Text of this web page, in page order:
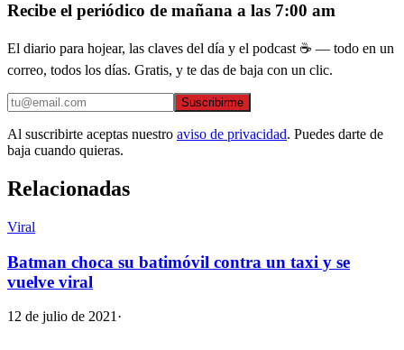
Recibe el periódico de mañana a las 7:00 am
El diario para hojear, las claves del día y el podcast ☕ — todo en un
correo, todos los días. Gratis, y te das de baja con un clic.
Suscribirme
Al suscribirte aceptas nuestro aviso de privacidad. Puedes darte de
baja cuando quieras.
Relacionadas
Viral
Batman choca su batimóvil contra un taxi y se
vuelve viral
12 de julio de 2021 ·